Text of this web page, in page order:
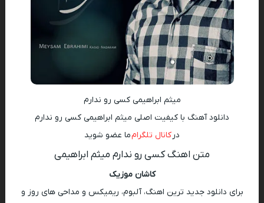
میثم ابراهیمی کسی رو ندارم
دانلود آهنگ با کیفیت اصلی میثم ابراهیمی کسی رو ندارم
در کانال تلگرامما عضو شوید
متن اهنگ کسی رو ندارم میثم ابراهیمی
کاشان موزیک
برای دانلود جدید ترین اهنگ، آلبوم، ریمیکس و مداحی های روز و